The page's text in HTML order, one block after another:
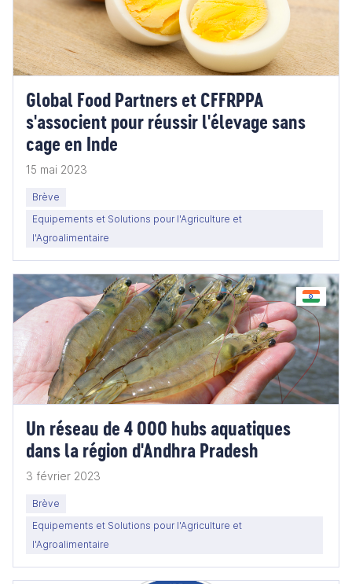
Global Food Partners et CFFRPPA
s'associent pour réussir l'élevage sans
cage en Inde
15 mai 2023
Brève
Equipements et Solutions pour l'Agriculture et
l'Agroalimentaire
Un réseau de 4 000 hubs aquatiques
dans la région d'Andhra Pradesh
3 février 2023
Brève
Equipements et Solutions pour l'Agriculture et
l'Agroalimentaire